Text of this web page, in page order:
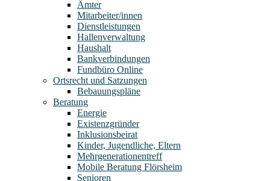
Ämter
Mitarbeiter/innen
Dienstleistungen
Hallenverwaltung
Haushalt
Bankverbindungen
Fundbüro Online
Ortsrecht und Satzungen
Bebauungspläne
Beratung
Energie
Existenzgründer
Inklusionsbeirat
Kinder, Jugendliche, Eltern
Mehrgenerationentreff
Mobile Beratung Flörsheim
Senioren